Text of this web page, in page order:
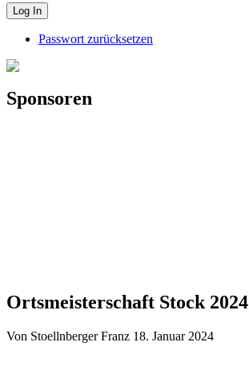
Passwort zurücksetzen
Sponsoren
Ortsmeisterschaft Stock 2024
Von Stoellnberger Franz 18. Januar 2024